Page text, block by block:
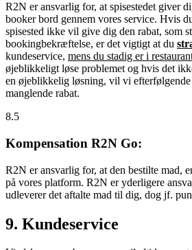
R2N er ansvarlig for, at spisestedet giver
booker bord gennem vores service. Hvis
spisested ikke vil give dig den rabat, som
bookingbekræftelse, er det vigtigt at du
kundeservice, mens du stadig er i
øjeblikkeligt løse problemet og hvis det
en øjeblikkelig løsning, vil vi
manglende rabat.
8.5
Kompensation R2N Go:
R2N er ansvarlig for, at den bestilte mad,
på vores platform. R2N er yderligere
udleverer det aftalte mad til dig, dog jf.
9. Kundeservice